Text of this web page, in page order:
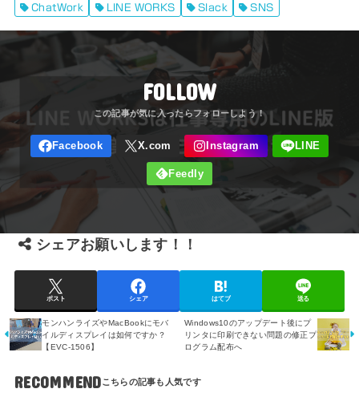
ChatWork
LINE WORKS Slack SNS
FOLLOW
シェアお願いします！！
ポスト シェア はてブ 送る
Windows10のアップデート後にプ
リンタに印刷できない問題の修正プ
ログラム配布へ
モンハンライズやMacBookにモバ
イルディスプレイは如何ですか？
【EVC-1506】
RECOMMEND